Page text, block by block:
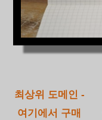
최상위 도메인 -
여기에서 구매